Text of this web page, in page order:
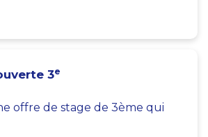
3e
offre de stage de 3ème qui